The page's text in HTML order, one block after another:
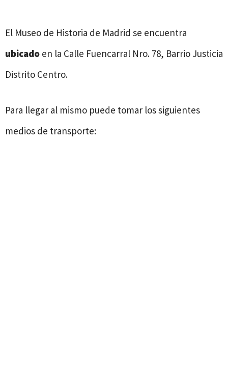
El Museo de Historia de Madrid se encuentra
ubicado en la Calle Fuencarral Nro. 78, Barrio Justicia
Distrito Centro.
Para llegar al mismo puede tomar los siguientes
medios de transporte: